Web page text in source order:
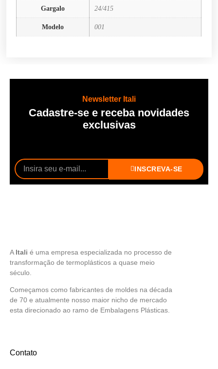
Gargalo 24/415
Modelo 001
Newsletter Itali
Cadastre-se e receba novidades
exclusivas
INSCREVA-SE
A Itali é uma empresa especializada no processo de
transformação de termoplásticos a quase meio
século.
Começamos como fabricantes de moldes na década
de 70 e atualmente nosso maior nicho de mercado
esta direcionado ao ramo de Embalagens Plásticas.
Contato